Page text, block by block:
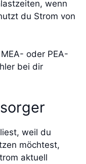
wenn
du Strom von
oder PEA-
bei dir
weil du
möchtest,
aktuell